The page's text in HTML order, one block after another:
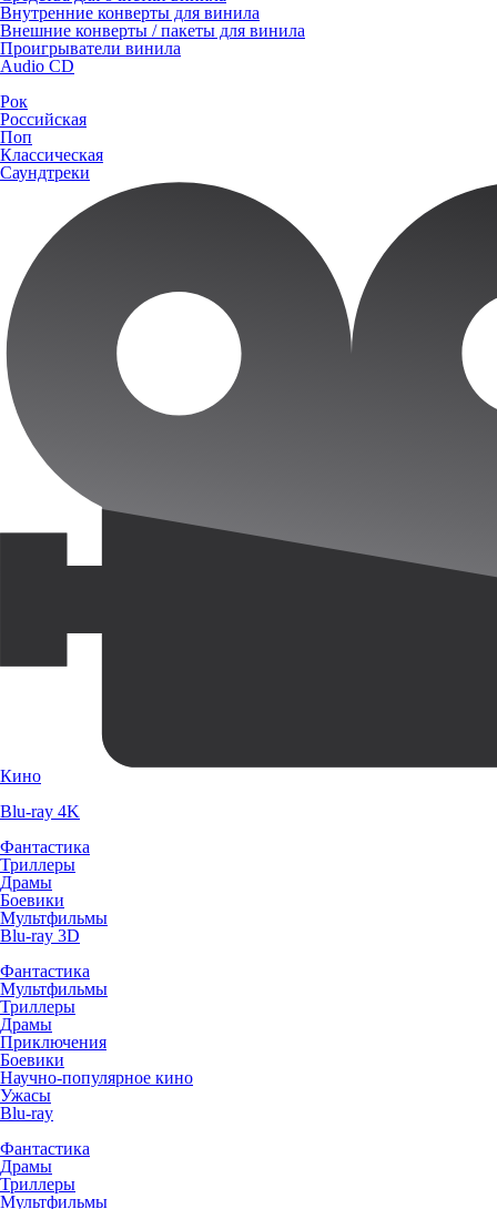
Внутренние конверты для винила
Внешние конверты / пакеты для винила
Проигрыватели винила
Audio CD
Рок
Российская
Поп
Классическая
Саундтреки
Кино
Blu-ray 4K
Фантастика
Триллеры
Драмы
Боевики
Мультфильмы
Blu-ray 3D
Фантастика
Мультфильмы
Триллеры
Драмы
Приключения
Боевики
Научно-популярное кино
Ужасы
Blu-ray
Фантастика
Драмы
Триллеры
Мультфильмы